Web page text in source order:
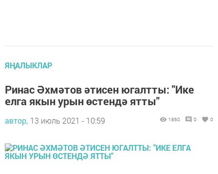
ЯҢАЛЫКЛАР
Ринас Әхмәтов әтисен югалтты: "Ике
елга якын урын өстендә ятты"
автор, 13 июль 2021 - 10:59 1860 0 0